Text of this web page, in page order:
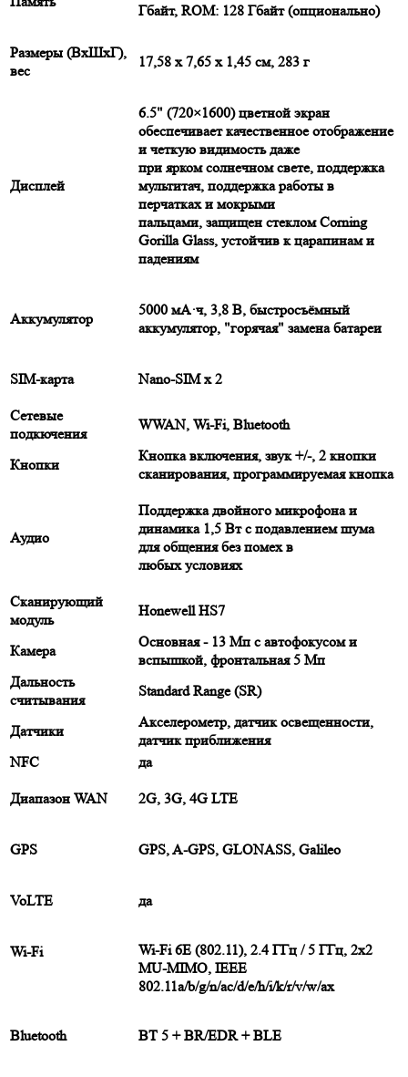
Гбайт, ROM: 128 Гбайт (опционально)
Размеры (ВxШxГ),
вес
17,58 x 7,65 x 1,45 см, 283 г
Дисплей
6.5" (720×1600) цветной экран
обеспечивает качественное отображение
и четкую видимость даже
при ярком солнечном свете, поддержка
мультитач, поддержка работы в
перчатках и мокрыми
пальцами, защищен стеклом Corning
Gorilla Glass, устойчив к царапинам и
падениям
Аккумулятор
5000 мА·ч, 3,8 В, быстросъёмный
аккумулятор, "горячая" замена батареи
SIM-карта Nano-SIM x 2
Сетевые
подкючения
WWAN, Wi-Fi, Bluetooth
Кнопки
Кнопка включения, звук +/-, 2 кнопки
сканирования, программируемая кнопка
Аудио
Поддержка двойного микрофона и
динамика 1,5 Вт с подавлением шума
для общения без помех в
любых условиях
Сканирующий
модуль
Honewell HS7
Камера
Основная - 13 Мп с автофокусом и
вспышкой, фронтальная 5 Мп
Дальность
считывания
Standard Range (SR)
Датчики
Акселерометр, датчик освещенности,
датчик приближения
NFC
да
Диапазон WAN 2G, 3G, 4G LTE
GPS GPS, A-GPS, GLONASS, Galileo
VoLTE да
Wi-Fi
Wi-Fi 6E (802.11), 2.4 ГГц / 5 ГГц, 2x2
MU-MIMO, IEEE
802.11a/b/g/n/ac/d/e/h/i/k/r/v/w/ax
Bluetooth ВТ 5 + BR/EDR + BLE